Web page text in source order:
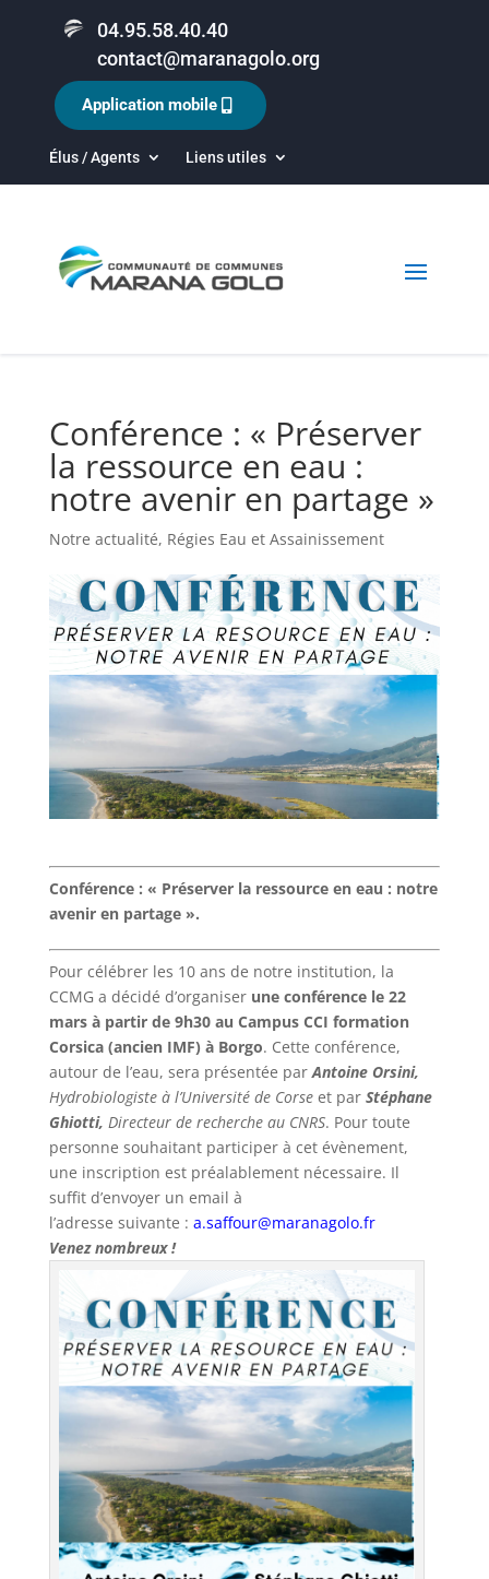
04.95.58.40.40
contact@maranagolo.org
Élus / Agents Liens utiles
Application mobile
Conférence : « Préserver
la ressource en eau :
notre avenir en partage »
Notre actualité, Régies Eau et Assainissement
Conférence : « Préserver la ressource en eau : notre
avenir en partage ».
Pour célébrer les 10 ans de notre institution, la
CCMG a décidé d’organiserune conférence le 22
mars à partir de 9h30 au Campus CCI formation
Corsica (ancien IMF) à Borgo. Cette conférence,
autour de l’eau, sera présentée parAntoine Orsini,
Hydrobiologiste à l’Université de Corseet par Stéphane
Ghiotti, Directeur de recherche au CNRS. Pour toute
personne souhaitant participer à cet évènement,
une inscription est préalablement nécessaire. Il
suffit d’envoyer un email à
l’adresse suivante : a.saffour@maranagolo.fr
Venez nombreux !